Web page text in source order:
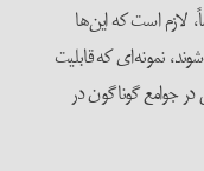
است که این‌ها
که قابلیت
گوناگون در